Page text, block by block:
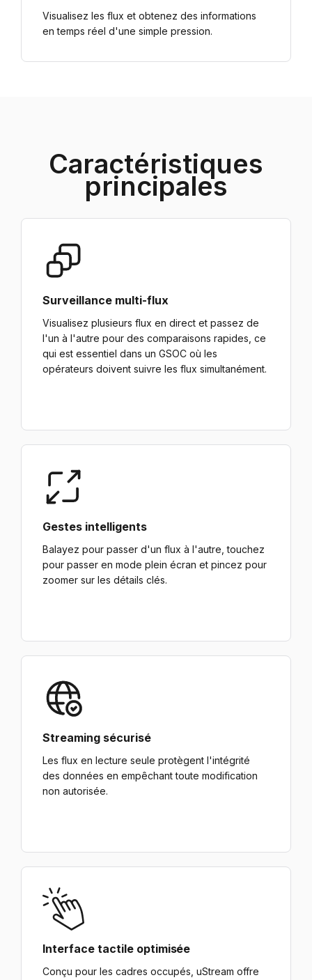
Visualisez les flux et obtenez des informations
en temps réel d'une simple pression.
Caractéristiques
principales
Surveillance multi-flux
Visualisez plusieurs flux en direct et passez de
l'un à l'autre pour des comparaisons rapides, ce
qui est essentiel dans un GSOC où les
opérateurs doivent suivre les flux simultanément.
Gestes intelligents
Balayez pour passer d'un flux à l'autre, touchez
pour passer en mode plein écran et pincez pour
zoomer sur les détails clés.
Streaming sécurisé
Les flux en lecture seule protègent l'intégrité
des données en empêchant toute modification
non autorisée.
Interface tactile optimisée
Conçu pour les cadres occupés, uStream offre